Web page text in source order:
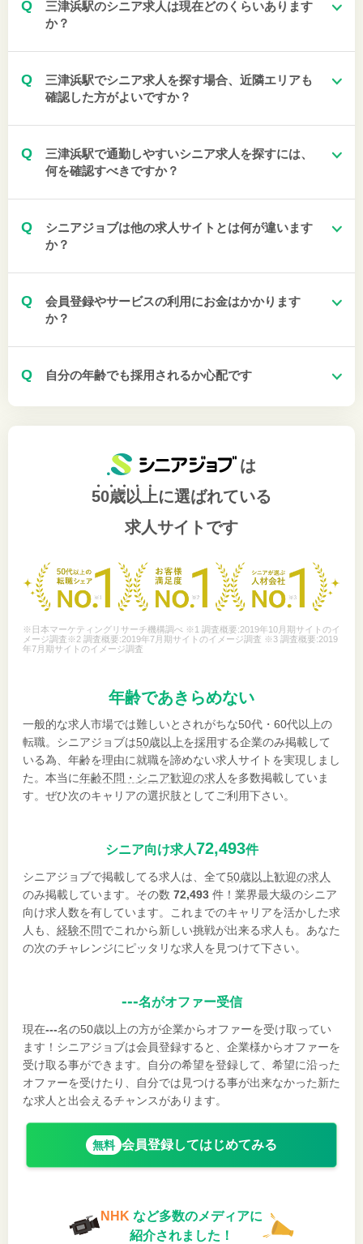
Q
三津浜駅のシニア求人は現在どのくらいあります
か？
Q
三津浜駅でシニア求人を探す場合、近隣エリアも
確認した方がよいですか？
Q
三津浜駅で通勤しやすいシニア求人を探すには、
何を確認すべきですか？
Q
シニアジョブは他の求人サイトとは何が違います
か？
Q
会員登録やサービスの利用にお金はかかります
か？
Q 自分の年齢でも採用されるか心配です
は
50歳以上に選ばれている
求人サイトです
※日本マーケティングリサーチ機構調べ ※1 調査概要:2019年10月期サイトのイ
メージ調査※2 調査概要:2019年7月期サイトのイメージ調査 ※3 調査概要:2019
年7月期サイトのイメージ調査
年齢であきらめない
一般的な求人市場では難しいとされがちな50代・60代以上の
転職。シニアジョブは50歳以上を採用する企業のみ掲載して
いる為、年齢を理由に就職を諦めない求人サイトを実現しまし
た。本当に年齢不問・シニア歓迎の求人 を多数掲載していま
す。ぜひ次のキャリアの選択肢としてご利用下さい。
シニア向け求人72,493件
シニアジョブで掲載してる求人は、全て50歳以上歓迎の求人
のみ掲載しています。その数 72,493 件！業界最大級のシニア
向け求人数を有しています。これまでのキャリアを活かした求
人も、 経験不問でこれから新しい挑戦が出来る求人も。あなた
の次のチャレンジにピッタリな求人を見つけて下さい。
---名がオファー受信
現在---名の50歳以上の方が企業からオファーを受け取ってい
ます！シニアジョブは会員登録すると、企業様からオファーを
受け取る事ができます。自分の希望を登録して、希望に沿った
オファーを受けたり、自分では見つける事が出来なかった新た
な求人と出会えるチャンスがあります。
無料 会員登録してはじめてみる
NHK など多数のメディアに
紹介されました！